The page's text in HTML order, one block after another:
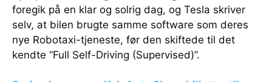
foregik på en klar og solrig dag, og Tesla skriver
selv, at bilen brugte samme software som deres
nye Robotaxi-tjeneste, før den skiftede til det
kendte “Full Self-Driving (Supervised)”.